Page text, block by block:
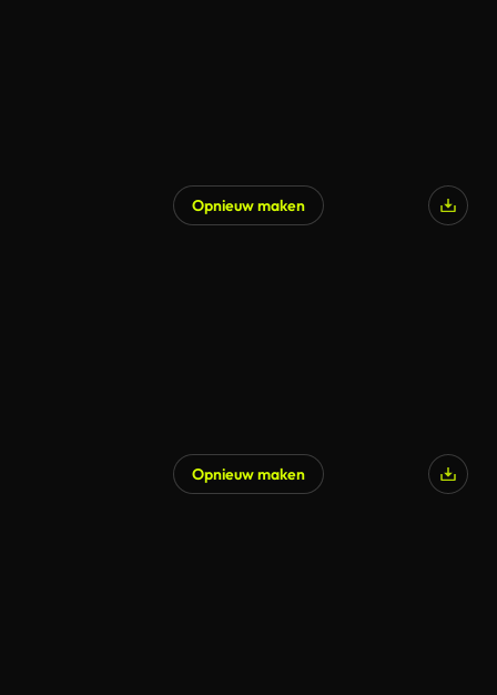
Opnieuw maken
Opnieuw maken